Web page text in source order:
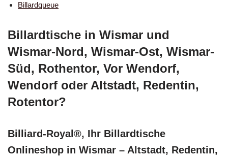
Billardqueue
Billardtische in Wismar und
Wismar-Nord, Wismar-Ost, Wismar-
Süd, Rothentor, Vor Wendorf,
Wendorf oder Altstadt, Redentin,
Rotentor?
Billiard-Royal®, Ihr Billardtische
Onlineshop in Wismar – Altstadt, Redentin,